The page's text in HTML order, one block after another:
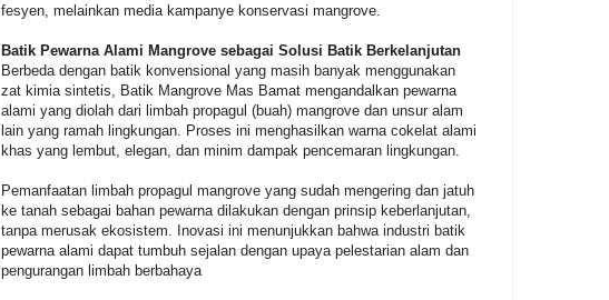
fesyen, melainkan media kampanye konservasi mangrove.
Batik Pewarna Alami Mangrove sebagai Solusi Batik Berkelanjutan
Berbeda dengan batik konvensional yang masih banyak menggunakan
zat kimia sintetis, Batik Mangrove Mas Bamat mengandalkan pewarna
alami yang diolah dari limbah propagul (buah) mangrove dan unsur alam
lain yang ramah lingkungan. Proses ini menghasilkan warna cokelat alami
khas yang lembut, elegan, dan minim dampak pencemaran lingkungan.
Pemanfaatan limbah propagul mangrove yang sudah mengering dan jatuh
ke tanah sebagai bahan pewarna dilakukan dengan prinsip keberlanjutan,
tanpa merusak ekosistem. Inovasi ini menunjukkan bahwa industri batik
pewarna alami dapat tumbuh sejalan dengan upaya pelestarian alam dan
pengurangan limbah berbahaya